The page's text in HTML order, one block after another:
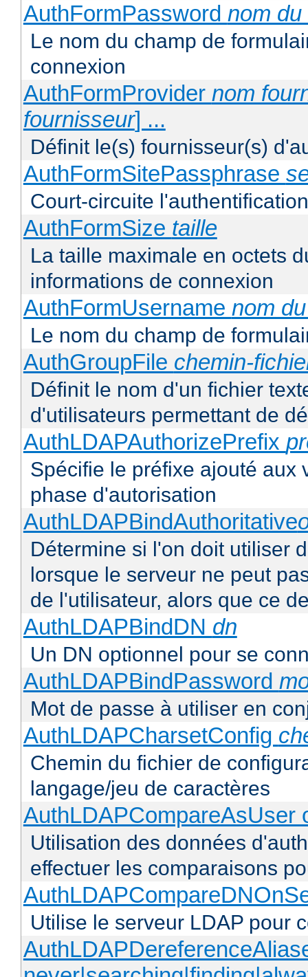
AuthFormPassword nom
Le nom du champ de
connexion
AuthFormProvider nom
fournisseur] ...
Définit le(s) fournisseur(s)
AuthFormSitePassphrase
Court-circuite
AuthFormSize taille
La taille maximale en octets
informations de connexion
AuthFormUsername nom
Le nom du champ de
AuthGroupFile chemin-
Définit le nom d'un fichier
d'utilisateurs permettant de
AuthLDAPAuthorizePrefix
Spécifie le préfixe ajouté aux
phase d'autorisation
AuthLDAPBindAuthoritative
Détermine si l'on doit utiliser
lorsque le serveur ne peut
de l'utilisateur, alors que ce
AuthLDAPBindDN dn
Un DN optionnel pour se
AuthLDAPBindPassword
Mot de passe à utiliser en
AuthLDAPCharsetConfig
Chemin du fichier de
langage/jeu de caractères
AuthLDAPCompareAsUser
Utilisation des données
effectuer les comparaisons
Utilise le serveur LDAP pour